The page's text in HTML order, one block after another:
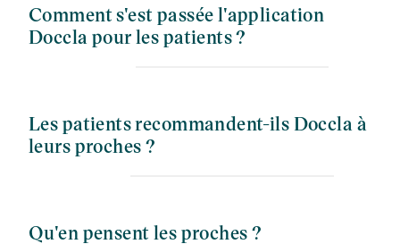
Comment s'est passée l'application
Doccla pour les patients ?
Les patients recommandent-ils Doccla à
leurs proches ?
Qu'en pensent les proches ?